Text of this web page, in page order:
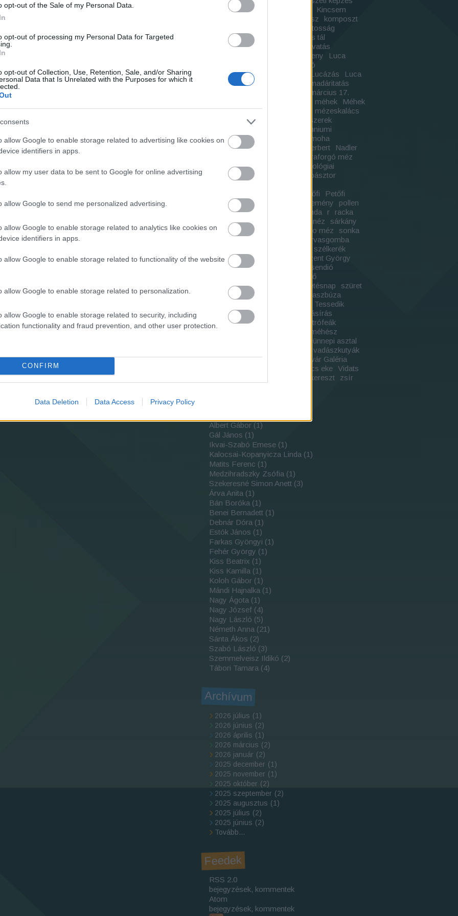
opt-out of the Sale of my Personal Data.
opt-out of processing my Personal Data for Targeted
opt-out of Collection, Use, Retention, Sale, and/or Sharing
Data that Is Unrelated with the Purposes for which it
allow Google to enable storage related to advertising like cookies on
identifiers in apps.
allow my user data to be sent to Google for online advertising
allow Google to send me personalized advertising.
allow Google to enable storage related to analytics like cookies on
identifiers in apps.
allow Google to enable storage related to functionality of the website
allow Google to enable storage related to personalization.
allow Google to enable storage related to security, including
functionality and fraud prevention, and other user protection.
CONFIRM
Data Deletion Data Access Privacy Policy
kerti munkák
Kincsem
kolbász
komposzt
környezettudatosság
kovács lábállások
lakodalmas tál
lakodalom legeltetés
legényavatás
lóverseny
Luca
Lucadió
Lucagombóc
Lucázás
Luca
napi szokások
madáritatás
március 17.
méhek
Méhek
napja merinó metszés
mézeskalács
mézeskalács ütőfa
mézes fűszerek
millenniumi
emlékmű
millnniumi kiállítás
moha
munkahelyi hulladék
Nadler Herbert
Nadler
napraforgó méz
növények nyelvújítás előtt
ökológiai
lábnyom
ördöngös méhész
pásztor
Petőfi
Petőfi
évszázada
plakát plakátgyűjtemény
pollen
Pongrác pörzsölés propaganda r
racka
ravaszbúza
repcemnéz
sárkány
selyemfű méz
solidago méz
sonka
szarvasgomba
szélkerék
szélmotor
szentelmények
Szent György
Szent Iván napja
szerecsendió
szőlő
szőlőmunkák
születésnap
szüret
sz Gáspár László
tavaszbúza
Tessedik
samuel tojás
tojásírás
történelem Trianon100
trófeák
tudós méhész
ünnepi asztal
vadászkutyák
Vajdahunyadvár
Vajdahunyadvár Galéria
Vidacs eke Vidats
Vízkereszt zsír
Albert Gábor (1)
Gál János (1)
Ikvai-Szabó Emese (1)
Kalocsai-Kopanyicza Linda (1)
Matits Ferenc (1)
Medzihradszky Zsófia (1)
Szekeresné Simon Anett (3)
Árva Anita (1)
Bán Boróka (1)
Benei Bernadett (1)
Debnár Dóra (1)
Estók János (1)
Farkas Gyöngyi (1)
Fehér György (1)
Kiss Beatrix (1)
Kiss Kamilla (1)
Koloh Gábor (1)
Mándi Hajnalka (1)
Nagy Ágota (1)
Nagy József (4)
Nagy László (5)
Németh Anna (21)
Sánta Ákos (2)
Szabó László (3)
Szemmelveisz Ildikó (2)
Tábori Tamara (4)
Archívum
2026 július (1 )
2026 június (2)
2026 április (1 )
2026 március (2)
2026 január (2)
2025 december (1 )
2025 november (1 )
2025 október (2)
2025 szeptember (2)
2025 augusztus (1 )
2025 július (2)
2025 június (2)
Tovább...
Feedek
RSS 2.0
bejegyzések, kommentek
Atom
bejegyzések, kommentek